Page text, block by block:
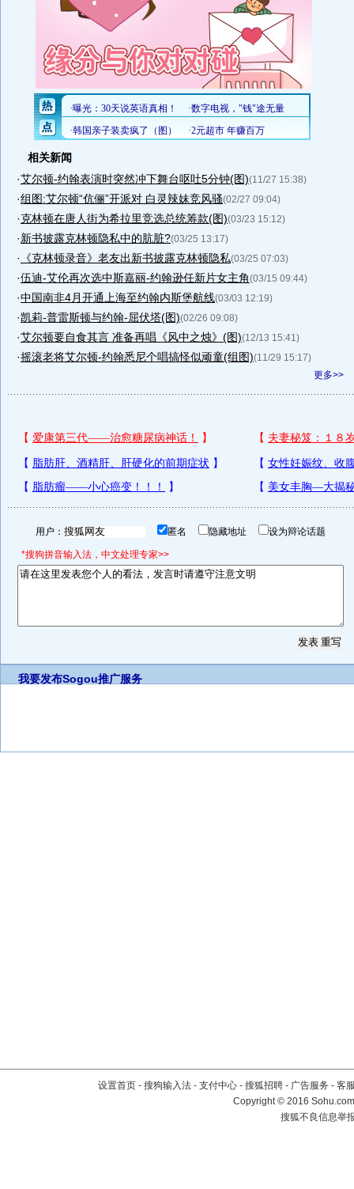
相关新闻
·艾尔顿-约翰表演时突然冲下舞台呕吐5分钟(图)(11/27 15:38)
·组图:艾尔顿“伉俪”开派对 白灵辣妹竞风骚(02/27 09:04)
·克林顿在唐人街为希拉里竞选总统筹款(图)(03/23 15:12)
·新书披露克林顿隐私中的肮脏?(03/25 13:17)
· 《克林顿录音》老友出新书披露克林顿隐私(03/25 07:03)
·伍迪-艾伦再次选中斯嘉丽-约翰逊任新片女主角(03/15 09:44)
·中国南非4月开通上海至约翰内斯堡航线(03/03 12:19)
·凯莉-普雷斯顿与约翰-屈伏塔(图)(02/26 09:08)
·艾尔顿要自食其言 准备再唱《风中之烛》(图)(12/13 15:41)
·摇滚老将艾尔顿-约翰悉尼个唱搞怪似顽童(组图)(11/29 15:17)
更多>>
用户： 匿名 隐藏地址 设为辩论话题
*搜狗拼音输入法，中文处理专家>>
我要发布Sogou推广服务
设置首页 - 搜狗输入法 - 支付中心 - 搜狐招聘 - 广告服务 - 客
Copyright©2016
搜狐不良信息举